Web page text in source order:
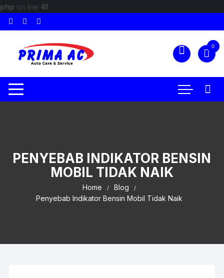
php on line 41
0
PENYEBAB INDIKATOR BENSIN
MOBIL TIDAK NAIK
Home
Blog
Penyebab Indikator Bensin Mobil Tidak Naik